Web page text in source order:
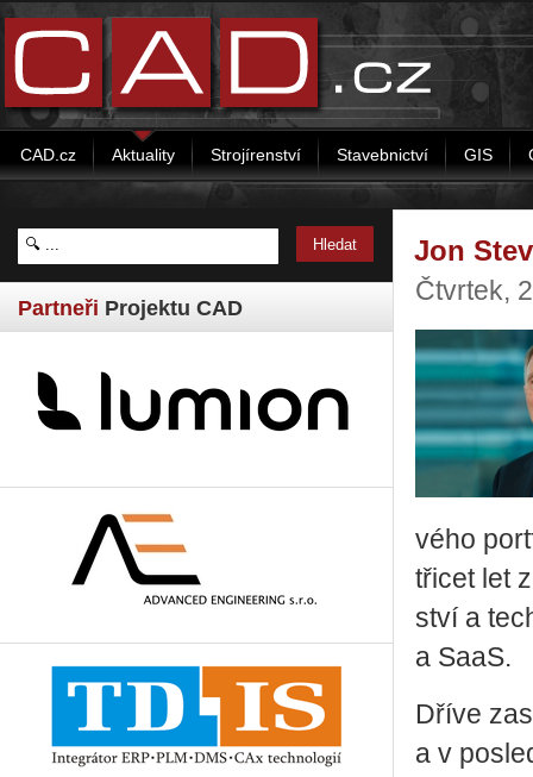
CAD.cz Aktuality Strojírenství Stavebnictví GIS
Partneři Projektu CAD
Jon
Čtvrtek,
vé­ho
tři­cet let
ství a
a SaaS.
Dříve
a v